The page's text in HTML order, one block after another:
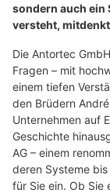
sondern auch ein
versteht,
Die Antortec
Fragen – mit
einem tiefen
den Brüdern
Unternehmen auf
Geschichte
AG – einem
deren Systeme
für Sie ein. Ob Sie